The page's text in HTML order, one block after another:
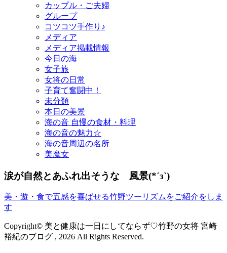
カップル・ご夫婦
グループ
コツコツ手作り♪
メディア
メディア掲載情報
今日の海
女子旅
女将の日常
子育て奮闘中！
未分類
本日の美景
海の音 自慢の食材・料理
海の音の魅力☆
海の音周辺の名所
美魔女
涙が自然とあふれ出そうな 風景(*´з`)
美・遊・食で五感を喜ばせる竹野ツーリズムをご紹介をしま
す
Copyright© 美と健康は一日にしてならず♡竹野の女将 宮崎
裕紀のブログ , 2026 All Rights Reserved.